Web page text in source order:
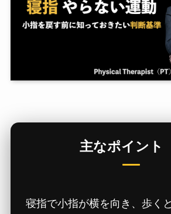
主なポイント
寝指で小指が横を向き、歩く